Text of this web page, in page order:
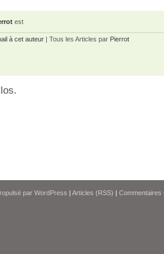
est
à cet auteur | Tous les Articles par Pierrot
par WordPress | Articles (RSS) | Commentaires